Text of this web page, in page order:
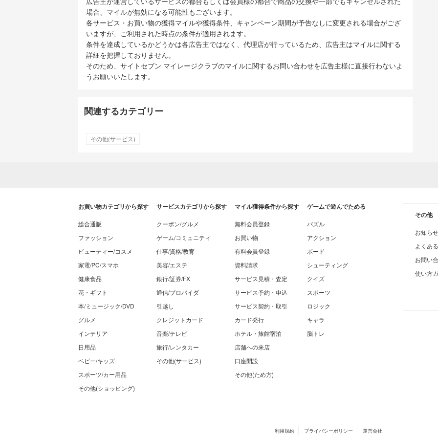
場合、マイルが無効になる可能性もございます。
各サービス・お買い物の獲得マイルや獲得条件、キャンペーン期間が予告なしに変更される場合がござ
いますが、ご利用された時点の条件が適用されます。
条件を達成しているかどうかは各広告主ではなく、代理店が行っているため、広告主はマイルに関する
詳細を把握しておりません。
そのため、サイトセブン マイレージクラブのマイルに関するお問い合わせを広告主様に直接行わないよ
うお願いいたします。
関連するカテゴリー
その他(サービス)
お買い物カテゴリから探す
総合通販
ファッション
ビューティー/コスメ
家電/PC/スマホ
健康食品
花・ギフト
本/ミュージック/DVD
グルメ
インテリア
日用品
ベビー/キッズ
スポーツ/カー用品
その他(ショッピング)
サービスカテゴリから探す
クーポン/グルメ
ゲーム/コミュニティ
仕事/資格/教育
美容/エステ
銀行/証券/FX
通信/プロバイダ
引越し
クレジットカード
音楽/テレビ
旅行/レンタカー
その他(サービス)
マイル獲得条件から探す
無料会員登録
お買い物
有料会員登録
資料請求
サービス見積・査定
サービス予約・申込
サービス契約・取引
カード発行
ホテル・旅館宿泊
店舗への来店
口座開設
その他(ため方)
ゲームで遊んでためる
パズル
アクション
ボード
シューティング
クイズ
スポーツ
ロジック
キャラ
脳トレ
その他
お知らせ
よくあ
お問い
使い方
利用規約 プライバシーポリシー 運営会社